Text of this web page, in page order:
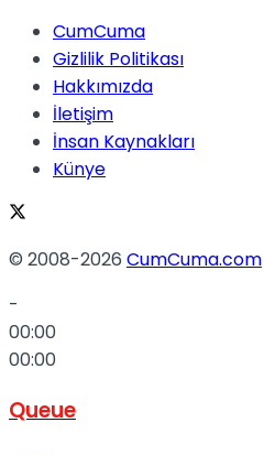
CumCuma
Gizlilik Politikası
Hakkımızda
İletişim
İnsan Kaynakları
Künye
© 2008-2026 CumCuma.com
-
00:00
00:00
Queue